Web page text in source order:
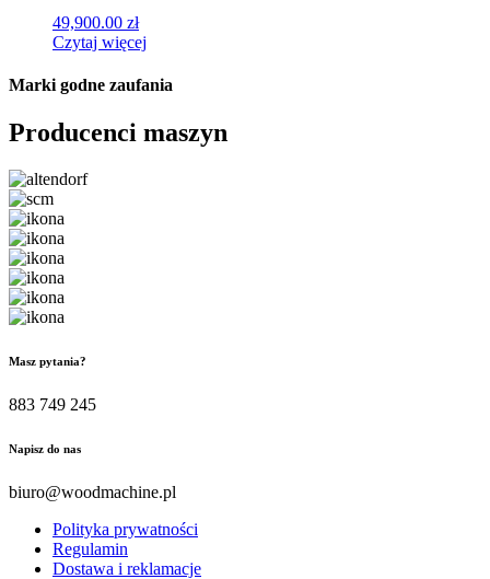
49,900.00 zł
Czytaj więcej
Marki godne zaufania
Producenci maszyn
Masz pytania?
883 749 245
Napisz do nas
biuro@woodmachine.pl
Polityka prywatności
Regulamin
Dostawa i reklamacje